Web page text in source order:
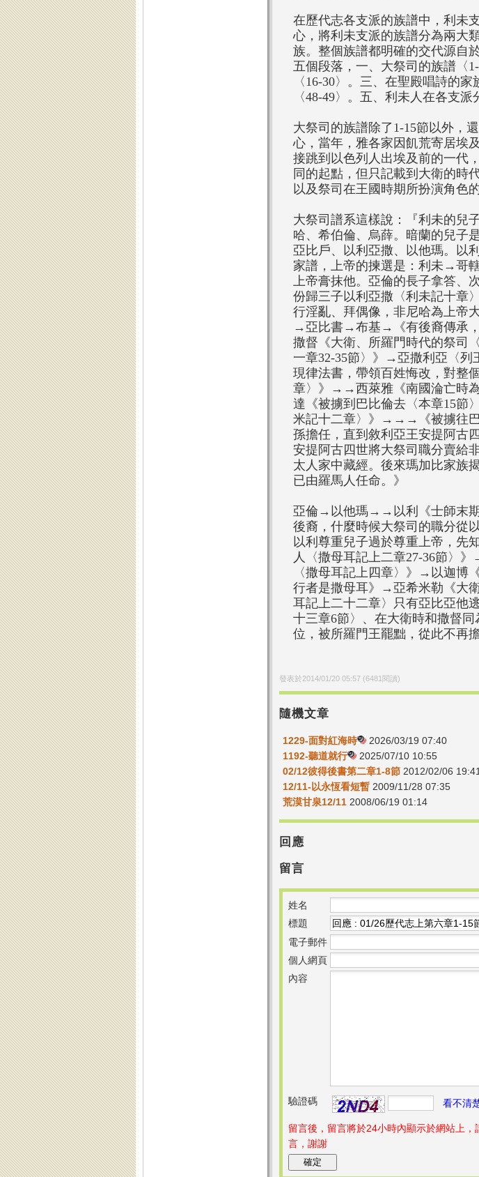
在歷代志各支派的族譜中，利未
心，將利未支派的族譜分為兩大
族。整個族譜都明確的交代源自
五個段落，一、大祭司的族譜〈
〈16-30〉。三、在聖殿唱詩的
〈48-49〉。五、利未人在各支派
大祭司的族譜除了1-15節以外，
心，當年，雅各家因飢荒寄居埃
接跳到以色列人出埃及前的一代
同的起點，但只記載到大衛的時
以及祭司在王國時期所扮演角色
大祭司譜系這樣說：『利未的兒
哈、希伯倫、烏薛。暗蘭的兒子
亞比戶、以利亞撒、以他瑪。以
家譜，上帝的揀選是：利未→哥
上帝膏抹他。亞倫的長子拿答、
份歸三子以利亞撒〈利未記十章
行淫亂、拜偶像，非尼哈為上帝
→亞比書→布基→《有後裔傳承
撒督《大衛、所羅門時代的祭司
一章32-35節〉》→亞撒利亞〈
現律法書，帶領百姓悔改，對整
章〉》→→西萊雅《南國淪亡時
達《被擄到巴比倫去〈本章15
米記十二章〉》→→→《被擄往巴
孫擔任，直到敘利亞王安提阿古
安提阿古四世將大祭司職分賣給
太人家中藏經。後來瑪加比家族
已由羅馬人任命。》
亞倫→以他瑪→→以利《士師末期
後裔，什麼時候大祭司的職分從
以利尊重兒子過於尊重上帝，先
人〈撒母耳記上二章27-36節〉
〈撒母耳記上四章〉》→以迦博
行者是撒母耳》→亞希米勒《大
耳記上二十二章〉只有亞比亞他
十三章6節〉、在大衛時和撒督
位，被所羅門王罷黜，從此不再
發表於2014/01/20 05:57(6481 閱讀)
隨機文章
1229-面對紅海時
2026/03/19 07:40
1192-聽道就行
2025/07/10 10:55
02/12彼得後書第二章1-8節2012/02/06 19:41
12/11-以永恆看短暫2009/11/28 07:35
荒漠甘泉12/11 2008/06/19 01:14
回應
留言
姓名
標題
電子郵件
個人網頁
內容
驗證碼
看不清
留言後，留言將於24小時內顯示於網站上，
言，謝謝